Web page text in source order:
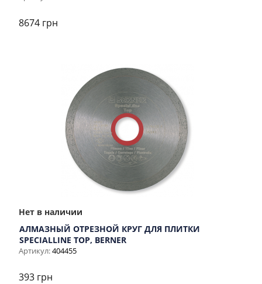
8674 грн
Нет в наличии
АЛМАЗНЫЙ ОТРЕЗНОЙ КРУГ ДЛЯ ПЛИТКИ
SPECIALLINE TOP, BERNER
Артикул:404455
393 грн